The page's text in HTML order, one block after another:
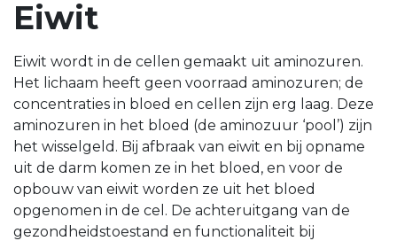
Eiwit
Eiwit wordt in de cellen gemaakt uit aminozuren.
Het lichaam heeft geen voorraad aminozuren; de
concentraties in bloed en cellen zijn erg laag. Deze
aminozuren in het bloed (de aminozuur ‘pool’) zijn
het wisselgeld. Bij afbraak van eiwit en bij opname
uit de darm komen ze in het bloed, en voor de
opbouw van eiwit worden ze uit het bloed
opgenomen in de cel. De achteruitgang van de
gezondheidstoestand en functionaliteit bij